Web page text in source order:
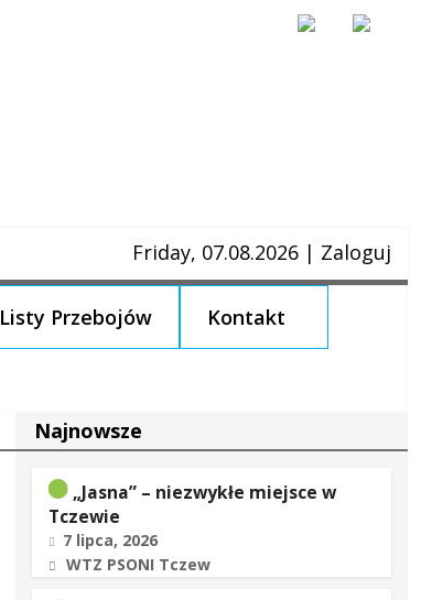
Friday, 07.08.2026 | Zaloguj
Listy Przebojów Kontakt
Najnowsze
„Jasna” – niezwykłe miejsce w
Tczewie
7 lipca, 2026
WTZ PSONI Tczew